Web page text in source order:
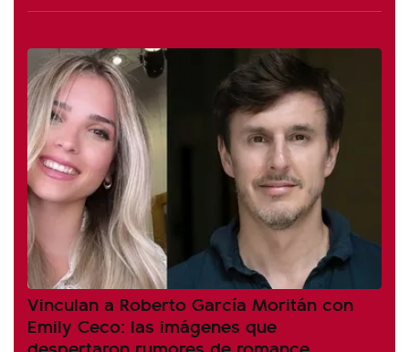
Vinculan a Roberto García Moritán con
Emily Ceco: las imágenes que